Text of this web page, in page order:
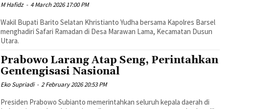
M Hafidz - 4 March 2026 17:00 PM
Wakil Bupati Barito Selatan Khristianto Yudha bersama Kapolres Barsel
menghadiri Safari Ramadan di Desa Marawan Lama, Kecamatan Dusun
Utara.
Prabowo Larang Atap Seng, Perintahkan
Gentengisasi Nasional
Eko Supriadi - 2 February 2026 20:53 PM
Presiden Prabowo Subianto memerintahkan seluruh kepala daerah di